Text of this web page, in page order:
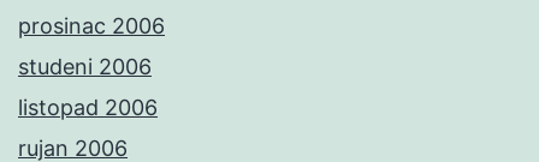
prosinac 2006
studeni 2006
listopad 2006
rujan 2006